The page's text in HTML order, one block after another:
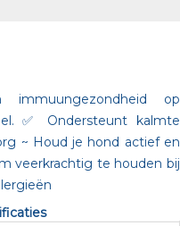
op
✅ Ondersteunt kalmte
~ Houd je hond actief en
veerkrachtig te houden bij